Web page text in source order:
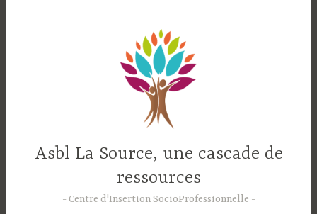
Asbl La Source, une cascade de
ressources
Centre d'Insertion SocioProfessionnelle